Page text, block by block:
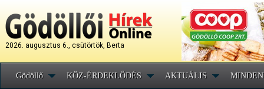
2026. augusztus 6., csütörtök, Berta
Gödöllő KÖZ-ÉRDEKLŐDÉS AKTUÁLIS